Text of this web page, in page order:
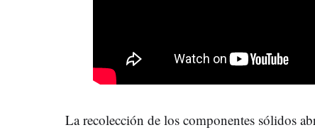
La recolección de los componentes sólidos